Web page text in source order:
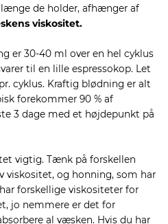
de holder, afhænger af
viskositet.
er 30-40 ml over en hel cyklus
til en lille espressokop. Let
cyklus. Kraftig blødning er alt
forekommer 90 % af
3 dage med et højdepunkt på
vigtig. Tænk på forskellen
viskositet, og honning, som har
forskellige viskositeter for
jo nemmere er det for
al væsken. Hvis du har